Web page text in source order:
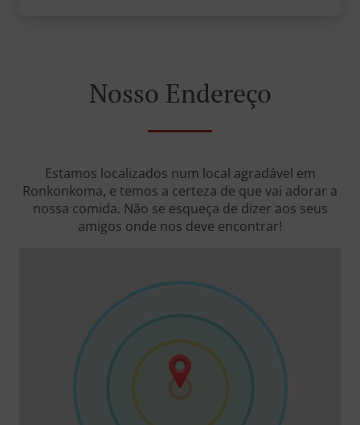
Nosso Endereço
Estamos localizados num local agradável em
Ronkonkoma, e temos a certeza de que vai adorar a
nossa comida. Não se esqueça de dizer aos seus
amigos onde nos deve encontrar!